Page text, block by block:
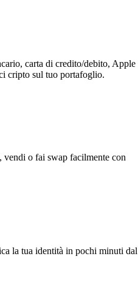
carta di credito/debito, Apple
cripto sul tuo portafoglio.
o fai swap facilmente con
la tua identità in pochi minuti dal